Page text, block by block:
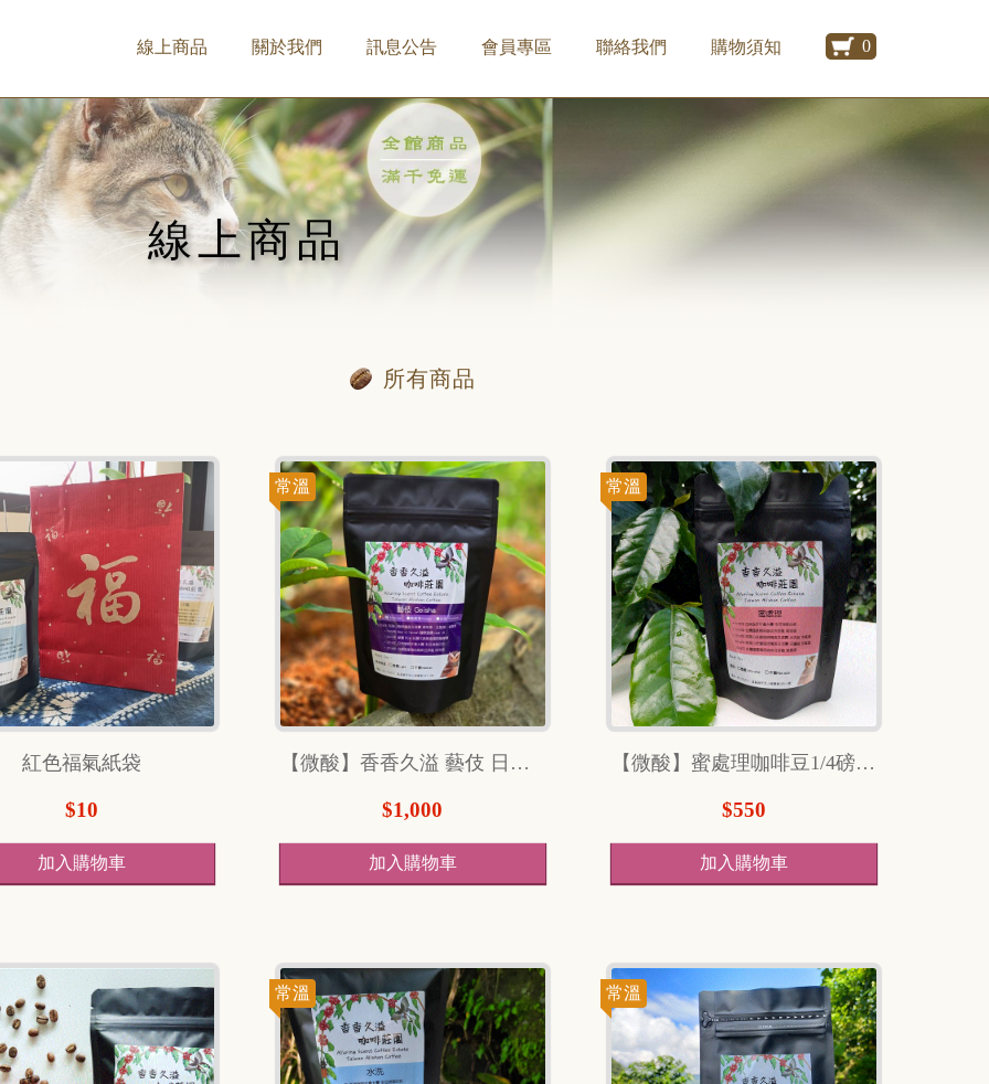
0
線上商品 關於我們 訊息公告 會員專區 聯絡我們 購物須知
線上商品
所有商品
紅色福氣紙袋
$10
常溫
【微酸】香香久溢 藝伎 日曬 1/4磅
$1,000
常溫
【微酸】蜜處理咖啡豆1/4磅 （114克）
$550
常溫 常溫